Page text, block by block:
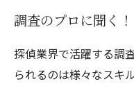
調査のプロに聞く！
探偵業界で活躍する調
られるのは様々なスキ